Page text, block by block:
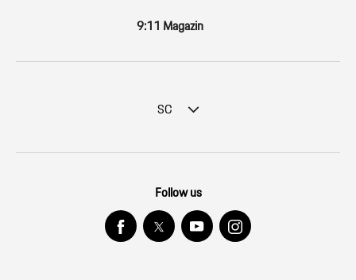
9:11 Magazin
SC
Follow us